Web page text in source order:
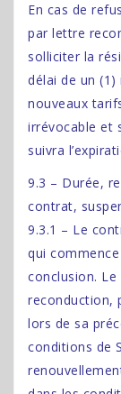
En cas de
par lettre
solliciter la
délai de un (1)
nouveaux
irrévocable et
suivra
9.3 – Durée,
contrat,
9.3.1 – Le
qui
conclusion.
reconduction,
lors de sa
conditions de